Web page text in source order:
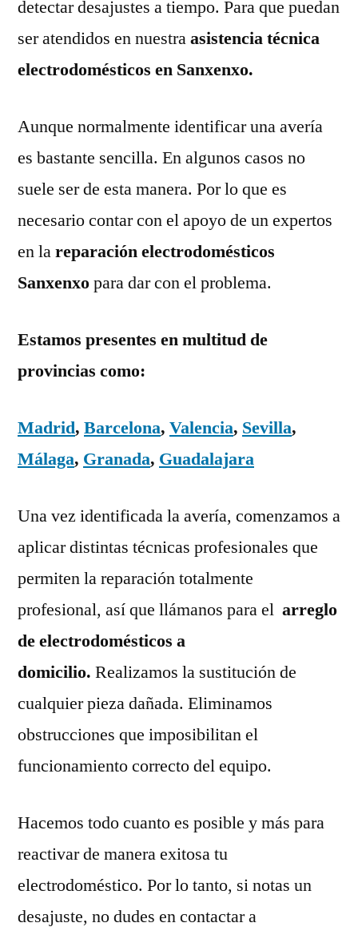
detectar desajustes a tiempo. Para que puedan
ser atendidos en nuestraasistencia técnica
electrodomésticos en Sanxenxo.
Aunque normalmente identificar una avería
es bastante sencilla. En algunos casos no
suele ser de esta manera. Por lo que es
necesario contar con el apoyo de un expertos
en lareparación electrodomésticos
Sanxenxopara dar con el problema.
Estamos presentes en multitud de
provincias como:
Madrid, Barcelona, Valencia, Sevilla,
Málaga, Granada, Guadalajara
Una vez identificada la avería, comenzamos a
aplicar distintas técnicas profesionales que
permiten la reparación totalmente
profesional, así que llámanos para el arreglo
de electrodomésticos a
domicilio. Realizamos la sustitución de
cualquier pieza dañada. Eliminamos
obstrucciones que imposibilitan el
funcionamiento correcto del equipo.
Hacemos todo cuanto es posible y más para
reactivar de manera exitosa tu
electrodoméstico. Por lo tanto, si notas un
desajuste, no dudes en contactar a